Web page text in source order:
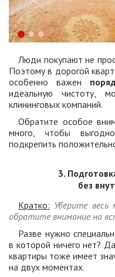
Люди покупают не
Поэтому в дорогой
особенно важен
идеальную чистоту,
клининговых компаний.
Обратите особое
много, чтобы
подкрепить
3.
без
Кратко: Уберите весь
обратите внимание на
Разве нужно
в которой ничего нет?
квартиры тоже имеет
на двух моментах.